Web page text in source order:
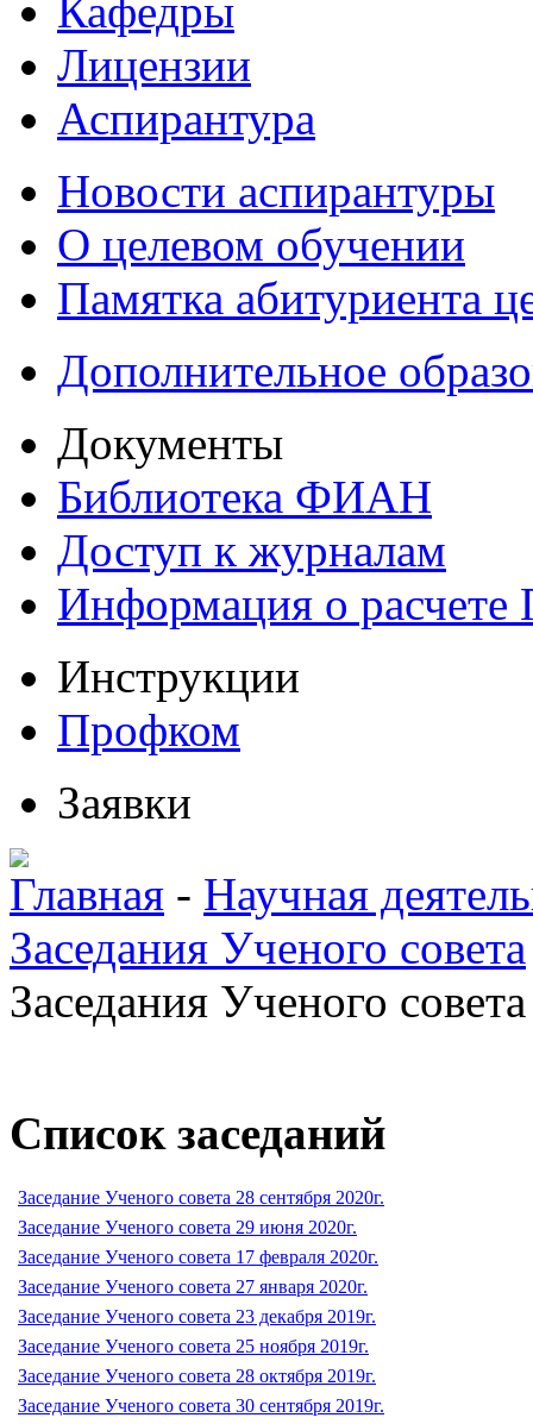
Кафедры
Лицензии
Аспирантура
Новости аспирантуры
О целевом обучении
Памятка абитуриента
Дополнительное
Документы
Библиотека ФИАН
Доступ к журналам
Информация о
Инструкции
Профком
Заявки
Главная - Научная
Заседания Ученого совета
Заседания Ученого
Список заседаний
Заседание Ученого совета 28 сентября 2020г.
Заседание Ученого совета 29 июня 2020г.
Заседание Ученого совета 17 февраля 2020г.
Заседание Ученого совета 27 января 2020г.
Заседание Ученого совета 23 декабря 2019г.
Заседание Ученого совета 25 ноября 2019г.
Заседание Ученого совета 28 октября 2019г.
Заседание Ученого совета 30 сентября 2019г.